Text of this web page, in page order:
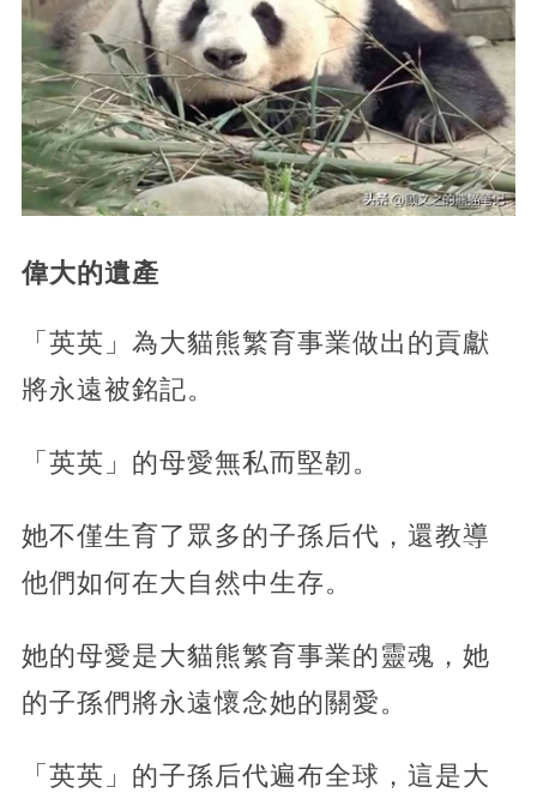
偉大的遺產
「英英」為大貓熊繁育事業做出的貢獻
將永遠被銘記。
「英英」的母愛無私而堅韌。
她不僅生育了眾多的子孫后代，還教導
他們如何在大自然中生存。
她的母愛是大貓熊繁育事業的靈魂，她
的子孫們將永遠懷念她的關愛。
「英英」的子孫后代遍布全球，這是大